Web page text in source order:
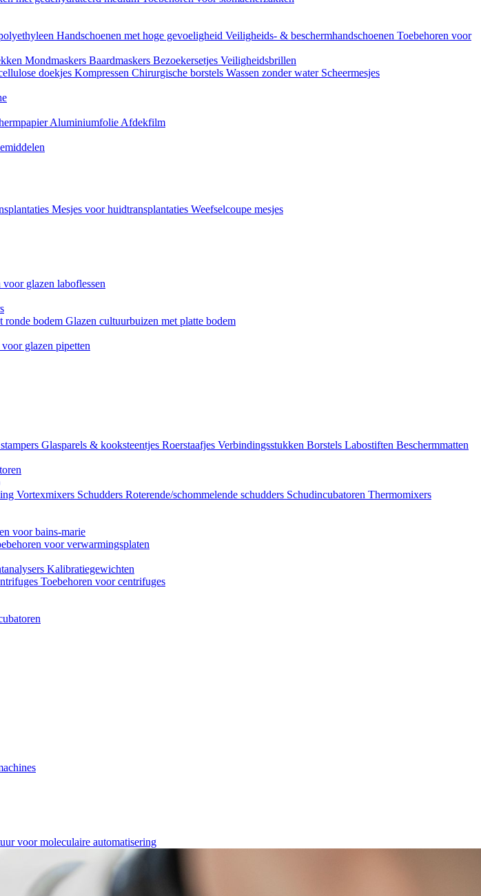
Handschoenen met hoge gevoeligheid Veiligheids- & beschermhandschoenen Toebehoren voor
Mondmaskers Baardmaskers Bezoekersetjes Veiligheidsbrillen
doekjes Kompressen Chirurgische borstels Wassen zonder water Scheermesjes
Aluminiumfolie Afdekfilm
Mesjes voor huidtransplantaties Weefselcoupe mesjes
voor glazen laboflessen
ronde bodem Glazen cultuurbuizen met platte bodem
glazen pipetten
Glasparels & kooksteentjes Roerstaafjes Verbindingsstukken Borstels Labostiften Beschermmatten
Vortexmixers Schudders Roterende/schommelende schudders Schudincubatoren Thermomixers
voor bains-marie
voor verwarmingsplaten
Kalibratiegewichten
Toebehoren voor centrifuges
voor moleculaire automatisering